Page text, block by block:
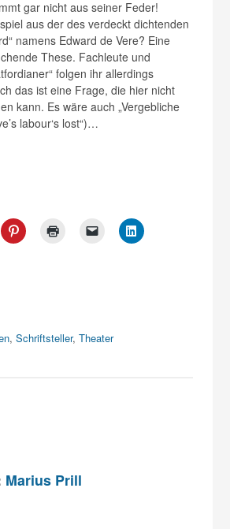
gar nicht aus seiner Feder!
aus der des verdeckt dichtenden
namens Edward de Vere? Eine
These. Fachleute und
folgen ihr allerdings
das ist eine Frage, die hier nicht
kann. Es wäre auch „Vergebliche
labour‘s lost“)…
,Schriftsteller,Theater
Marius Prill